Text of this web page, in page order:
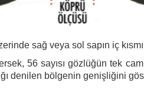
sağ veya sol sapın iç
56 sayısı gözlüğün tek
denilen bölgenin genişliğini